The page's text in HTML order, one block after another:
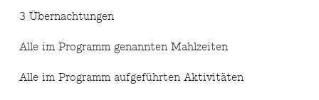
3 Übernachtungen
Alle im Programm genannten Mahlzeiten
Alle im Programm aufgeführten Aktivitäten